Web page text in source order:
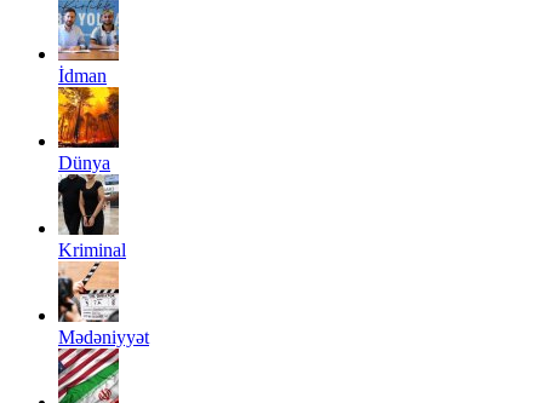
İdman
Dünya
Kriminal
Mədəniyyət